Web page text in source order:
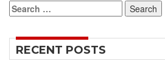
Search
for:
RECENT POSTS